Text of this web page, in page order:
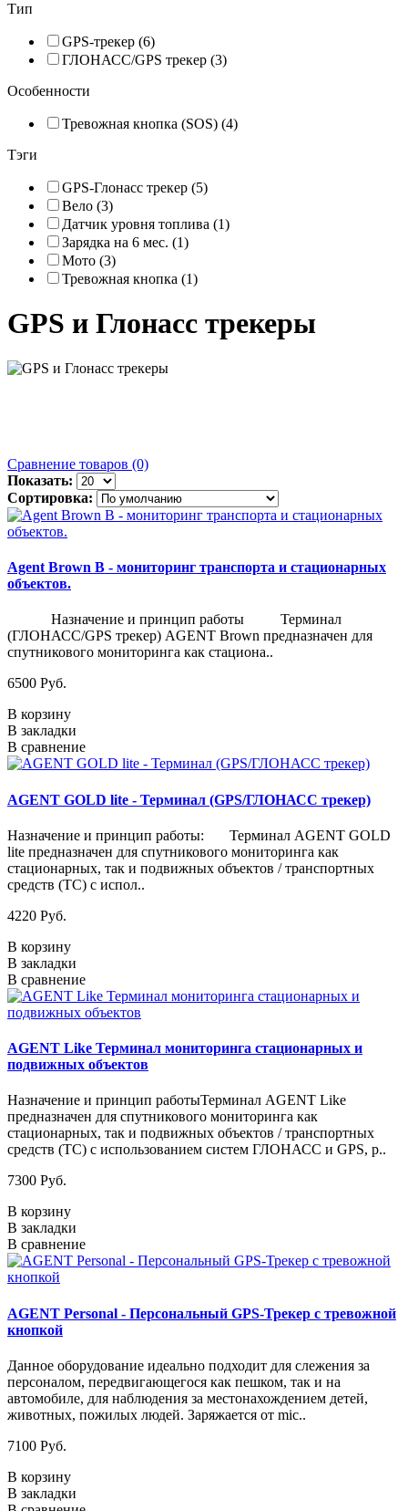
Тип
GPS-трекер (6)
ГЛОНАСС/GPS трекер (3)
Особенности
Тревожная кнопка (SOS) (4)
Тэги
GPS-Глонасс трекер (5)
Вело (3)
Датчик уровня топлива (1)
Зарядка на 6 мес. (1)
Мото (3)
Тревожная кнопка (1)
GPS и Глонасс трекеры
Сравнение товаров (0)
Показать:
Сортировка:
Agent Brown B - мониторинг транспорта и стационарных
объектов.
Назначение и принцип работы Терминал
(ГЛОНАСС/GPS трекер) AGENT Brown предназначен для
спутникового мониторинга как стациона..
6500 Руб.
В корзину
В закладки
В сравнение
AGENT GOLD lite - Терминал (GPS/ГЛОНАСС трекер)
Назначение и принцип работы: Терминал AGENT GOLD
lite предназначен для спутникового мониторинга как
стационарных, так и подвижных объектов / транспортных
средств (ТС) с испол..
4220 Руб.
В корзину
В закладки
В сравнение
AGENT Like Терминал мониторинга стационарных и
подвижных объектов
Назначение и принцип работыТерминал AGENT Like
предназначен для спутникового мониторинга как
стационарных, так и подвижных объектов / транспортных
средств (ТС) с использованием систем ГЛОНАСС и GPS, р..
7300 Руб.
В корзину
В закладки
В сравнение
AGENT Personal - Персональный GPS-Трекер с тревожной
кнопкой
Данное оборудование идеально подходит для слежения за
персоналом, передвигающегося как пешком, так и на
автомобиле, для наблюдения за местонахождением детей,
животных, пожилых людей. Заряжается от mic..
7100 Руб.
В корзину
В закладки